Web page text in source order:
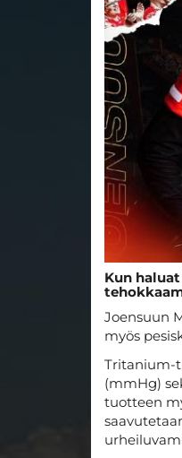
Kun
Joensuun
myös
Tritanium-
(mmHg)
tuotteen